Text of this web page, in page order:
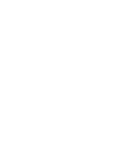
室”，在这里，警